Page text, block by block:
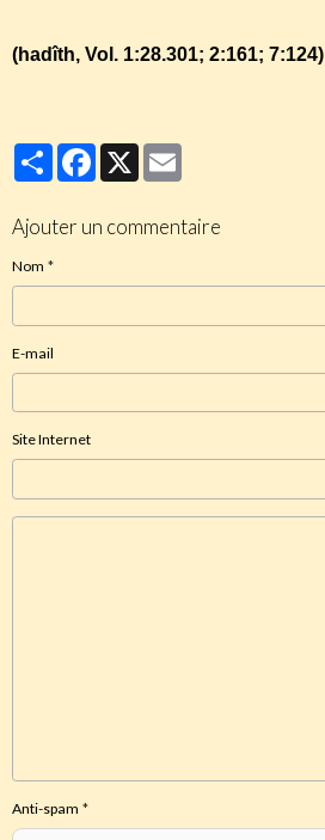
(hadîth, Vol. 1:28.301; 2:161; 7:124)
PartagerFacebook
X
Ajouter un commentaire
Nom
E-mail
Site Internet
Anti-spam